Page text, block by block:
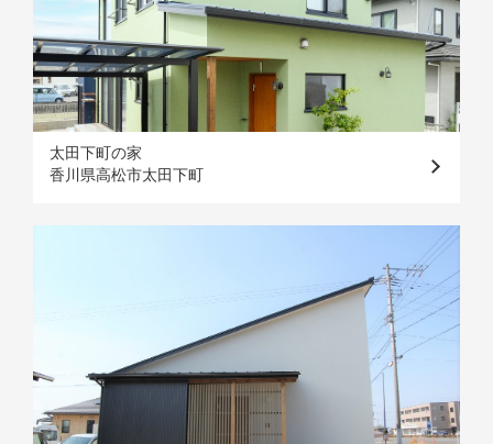
太田下町の家
香川県高松市太田下町